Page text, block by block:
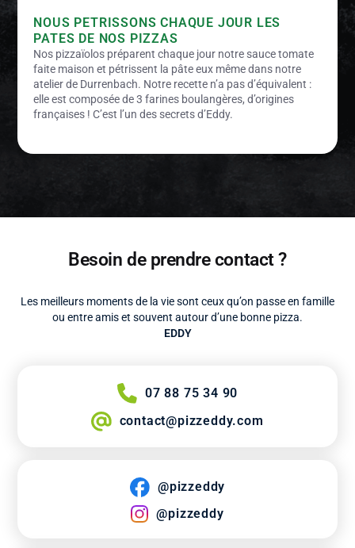
NOUS PETRISSONS CHAQUE JOUR LES
PATES DE NOS PIZZAS
Nos pizzaïolos préparent chaque jour notre sauce tomate
faite maison et pétrissent la pâte eux même dans notre
atelier de Durrenbach. Notre recette n’a pas d’équivalent :
elle est composée de 3 farines boulangères, d’origines
françaises ! C’est l’un des secrets d’Eddy.
Besoin de prendre contact ?
Les meilleurs moments de la vie sont ceux qu’on passe en famille
ou entre amis et souvent autour d’une bonne pizza.
EDDY
07 88 75 34 90
contact@pizzeddy.com
@pizzeddy
@pizzeddy